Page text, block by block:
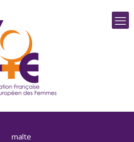
malte